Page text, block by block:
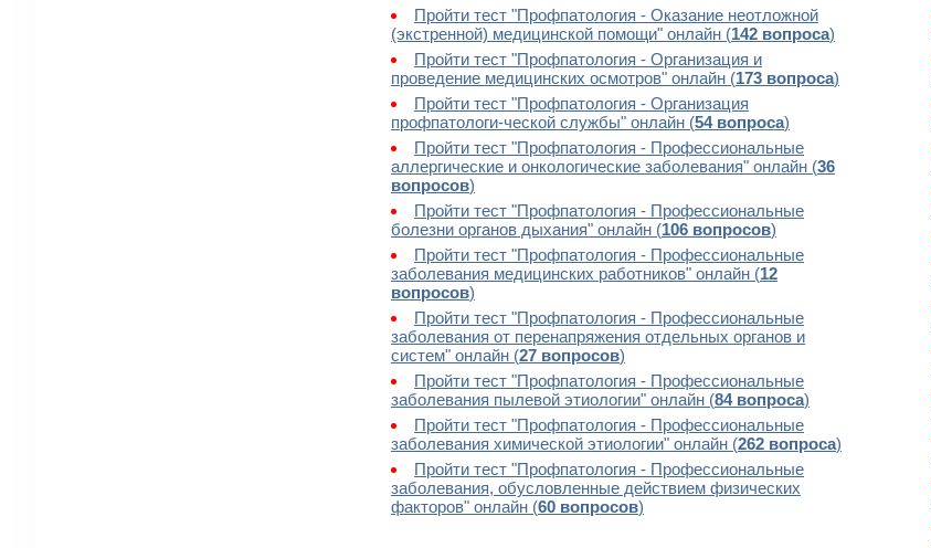
Пройти тест "Профпатология - Оказание неотложной
(экстренной) медицинской помощи" онлайн (142 вопроса)
Пройти тест "Профпатология - Организация и
проведение медицинских осмотров" онлайн (173 вопроса)
Пройти тест "Профпатология - Организация
профпатологи-ческой службы" онлайн (54 вопроса)
Пройти тест "Профпатология - Профессиональные
аллергические и онкологические заболевания" онлайн (36
вопросов)
Пройти тест "Профпатология - Профессиональные
болезни органов дыхания" онлайн (106 вопросов)
Пройти тест "Профпатология - Профессиональные
заболевания медицинских работников" онлайн (12
вопросов)
Пройти тест "Профпатология - Профессиональные
заболевания от перенапряжения отдельных органов и
систем" онлайн (27 вопросов)
Пройти тест "Профпатология - Профессиональные
заболевания пылевой этиологии" онлайн (84 вопроса)
Пройти тест "Профпатология - Профессиональные
заболевания химической этиологии" онлайн (262 вопроса)
Пройти тест "Профпатология - Профессиональные
заболевания, обусловленные действием физических
факторов" онлайн (60 вопросов)